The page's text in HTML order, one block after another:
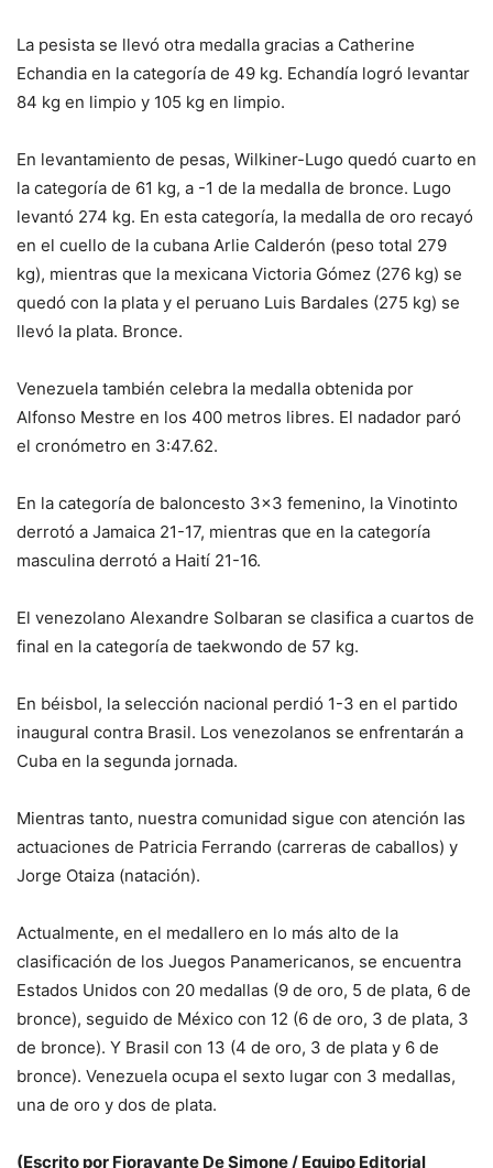
La pesista se llevó otra medalla gracias a Catherine
Echandia en la categoría de 49 kg. Echandía logró levantar
84 kg en limpio y 105 kg en limpio.
En levantamiento de pesas, Wilkiner-Lugo quedó cuarto en
la categoría de 61 kg, a -1 de la medalla de bronce. Lugo
levantó 274 kg. En esta categoría, la medalla de oro recayó
en el cuello de la cubana Arlie Calderón (peso total 279
kg), mientras que la mexicana Victoria Gómez (276 kg) se
quedó con la plata y el peruano Luis Bardales (275 kg) se
llevó la plata. Bronce.
Venezuela también celebra la medalla obtenida por
Alfonso Mestre en los 400 metros libres. El nadador paró
el cronómetro en 3:47.62.
En la categoría de baloncesto 3×3 femenino, la Vinotinto
derrotó a Jamaica 21-17, mientras que en la categoría
masculina derrotó a Haití 21-16.
El venezolano Alexandre Solbaran se clasifica a cuartos de
final en la categoría de taekwondo de 57 kg.
En béisbol, la selección nacional perdió 1-3 en el partido
inaugural contra Brasil. Los venezolanos se enfrentarán a
Cuba en la segunda jornada.
Mientras tanto, nuestra comunidad sigue con atención las
actuaciones de Patricia Ferrando (carreras de caballos) y
Jorge Otaiza (natación).
Actualmente, en el medallero en lo más alto de la
clasificación de los Juegos Panamericanos, se encuentra
Estados Unidos con 20 medallas (9 de oro, 5 de plata, 6 de
bronce), seguido de México con 12 (6 de oro, 3 de plata, 3
de bronce). Y Brasil con 13 (4 de oro, 3 de plata y 6 de
bronce). Venezuela ocupa el sexto lugar con 3 medallas,
una de oro y dos de plata.
(Escrito por Fioravante De Simone / Equipo Editorial